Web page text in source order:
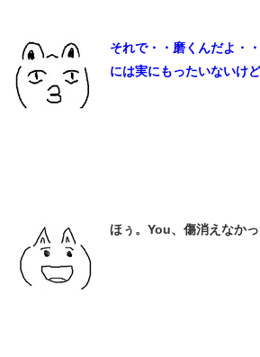
それで・・磨くんだよ・
には実にもったいないけど
ほぅ。You、傷消えなか